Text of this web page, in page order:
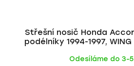
Střešní nosič Honda
podélníky 1994-1997,
Odesíláme do 3-